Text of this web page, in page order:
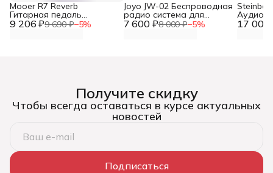
9 206 ₽9 690 ₽−5%
Mooer R7 Reverb
Гитарная педаль
эффектов цифровой 7 600 ₽8 000 ₽−5%
Joyo JW-02 Беспроводная
радио система для
гитары 17 000
Аудио
Получите скидку
Чтобы всегда оставаться в курсе актуальных
новостей
Подписаться